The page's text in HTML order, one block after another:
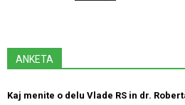
ANKETA
Kaj menite o delu Vlade RS in dr.